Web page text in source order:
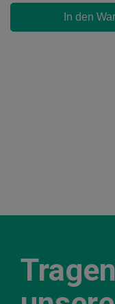
In den